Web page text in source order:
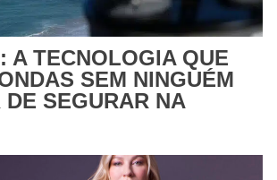
A TECNOLOGIA QUE
SEM NINGUÉM
DE SEGURAR NA